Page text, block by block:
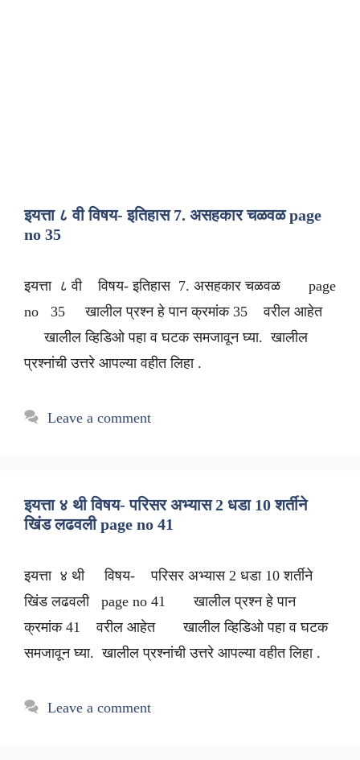
इयत्ता ८ वी विषय- इतिहास 7. असहकार चळवळ page
no 35
इयत्ता ८ वी विषय- इतिहास 7. असहकार चळवळ page
no 35 खालील प्रश्न हे पान क्रमांक 35 वरील आहेत
खालील व्हिडिओ पहा व घटक समजावून घ्या. खालील
प्रश्नांची उत्तरे आपल्या वहीत लिहा .
Leave a comment
इयत्ता ४ थी विषय- परिसर अभ्यास 2 धडा 10 शर्तीने
खिंड लढवली page no 41
इयत्ता ४ थी विषय- परिसर अभ्यास 2 धडा 10 शर्तीने
खिंड लढवली page no 41 खालील प्रश्न हे पान
क्रमांक 41 वरील आहेत खालील व्हिडिओ पहा व घटक
समजावून घ्या. खालील प्रश्नांची उत्तरे आपल्या वहीत लिहा .
Leave a comment